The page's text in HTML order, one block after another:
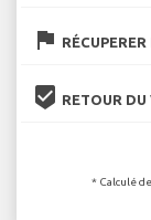
flag
beenhere RETOUR DU
* Calculé